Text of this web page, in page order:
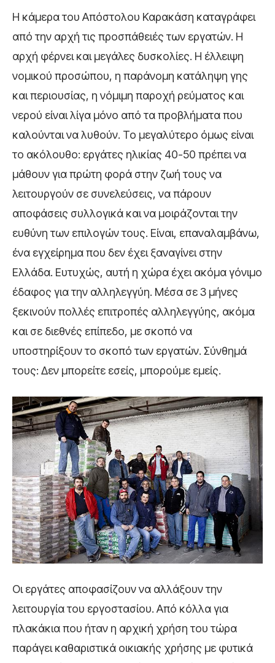
Η κάμερα του Απόστολου Καρακάση καταγράφει
από την αρχή τις προσπάθειές των εργατών. Η
αρχή φέρνει και μεγάλες δυσκολίες. Η έλλειψη
νομικού προσώπου, η παράνομη κατάληψη γης
και περιουσίας, η νόμιμη παροχή ρεύματος και
νερού είναι λίγα μόνο από τα προβλήματα που
καλούνται να λυθούν. Το μεγαλύτερο όμως είναι
το ακόλουθο: εργάτες ηλικίας 40-50 πρέπει να
μάθουν για πρώτη φορά στην ζωή τους να
λειτουργούν σε συνελεύσεις, να πάρουν
αποφάσεις συλλογικά και να μοιράζονται την
ευθύνη των επιλογών τους. Είναι, επαναλαμβάνω,
ένα εγχείρημα που δεν έχει ξαναγίνει στην
Ελλάδα. Ευτυχώς, αυτή η χώρα έχει ακόμα γόνιμο
έδαφος για την αλληλεγγύη. Μέσα σε 3 μήνες
ξεκινούν πολλές επιτροπές αλληλεγγύης, ακόμα
και σε διεθνές επίπεδο, με σκοπό να
υποστηρίξουν το σκοπό των εργατών. Σύνθημά
τους: Δεν μπορείτε εσείς, μπορούμε εμείς.
Οι εργάτες αποφασίζουν να αλλάξουν την
λειτουργία του εργοστασίου. Από κόλλα για
πλακάκια που ήταν η αρχική χρήση του τώρα
παράγει καθαριστικά οικιακής χρήσης με φυτικά